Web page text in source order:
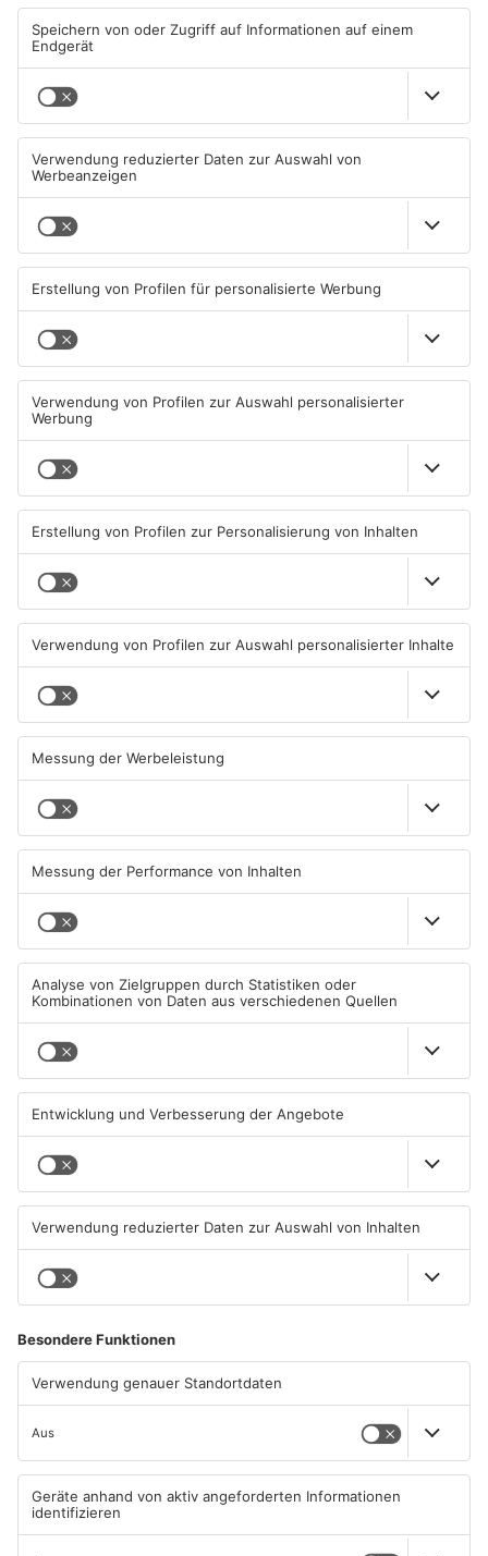
ANZEIGE
Mehr aus Main-
Kinzig-Kreis
TOPNEWS
Mann schießt in Neuberg mit
Schreckschusswaffe auf
Busfahrer
07.08.2026, 07:12 UHR IN MAIN-
KINZIG-KREIS
Langenselbolder Dreieck und
Hanauer Kreuz
07.08.2026, 07:07 UHR IN MAIN-
KINZIG-KREIS
Ausstellung in Bruchköbel
zum Thema "Wasser im
Klimawandel"
KINZIG-KREIS
Zwei Menschen verletzt
06.08.2026, 15:42 UHR IN MAIN-
Gute Nachrichten für Pendler
im Main-Kinzig-Kreis und in
Hanau
06.08.2026, 11:33 UHR IN MAIN-
KINZIG-KREIS
Wächtersbacher
Schwimmbad bleibt heute
geschlossen